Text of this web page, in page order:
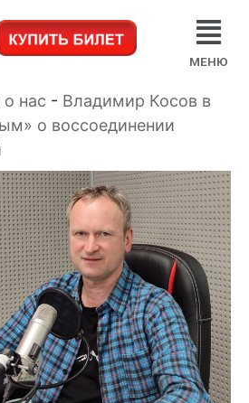
МЕНЮ
нас - Владимир Косов в
о воссоединении